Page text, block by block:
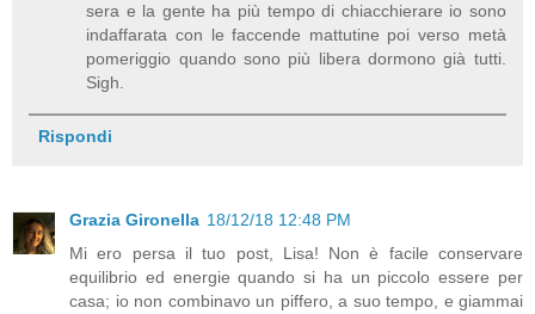
sera e la gente ha più tempo di chiacchierare io sono
indaffarata con le faccende mattutine poi verso metà
pomeriggio quando sono più libera dormono già tutti.
Sigh.
Rispondi
Grazia Gironella 18/12/18 12:48 PM
Mi ero persa il tuo post, Lisa! Non è facile conservare
equilibrio ed energie quando si ha un piccolo essere per
casa; io non combinavo un piffero, a suo tempo, e giammai